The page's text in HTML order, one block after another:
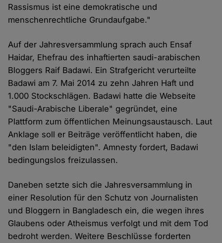
Rassismus ist eine demokratische und
menschenrechtliche Grundaufgabe."
Auf der Jahresversammlung sprach auch Ensaf
Haidar, Ehefrau des inhaftierten saudi-arabischen
Bloggers Raif Badawi. Ein Strafgericht verurteilte
Badawi am 7. Mai 2014 zu zehn Jahren Haft und
1.000 Stockschlägen. Badawi hatte die Webseite
"Saudi-Arabische Liberale" gegründet, eine
Plattform zum öffentlichen Meinungsaustausch. Laut
Anklage soll er Beiträge veröffentlicht haben, die
"den Islam beleidigten". Amnesty fordert, Badawi
bedingungslos freizulassen.
Daneben setzte sich die Jahresversammlung in
einer Resolution für den Schutz von Journalisten
und Bloggern in Bangladesch ein, die wegen ihres
Glaubens oder Atheismus verfolgt und mit dem Tod
bedroht werden. Weitere Beschlüsse forderten